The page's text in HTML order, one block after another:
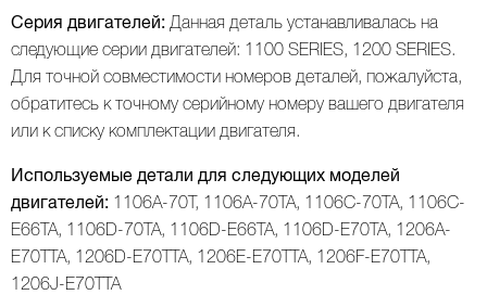
Серия двигателей: Данная деталь устанавливалась на
следующие серии двигателей: 1100 SERIES, 1200 SERIES.
Для точной совместимости номеров деталей, пожалуйста,
обратитесь к точному серийному номеру вашего двигателя
или к списку комплектации двигателя.
Используемые детали для следующих моделей
двигателей:
1106A-70T, 1106A-70TA, 1106C-70TA, 1106C-
E66TA, 1106D-70TA, 1106D-E66TA, 1106D-E70TA, 1206A-
E70TTA, 1206D-E70TTA, 1206E-E70TTA, 1206F-E70TTA,
1206J-E70TTA